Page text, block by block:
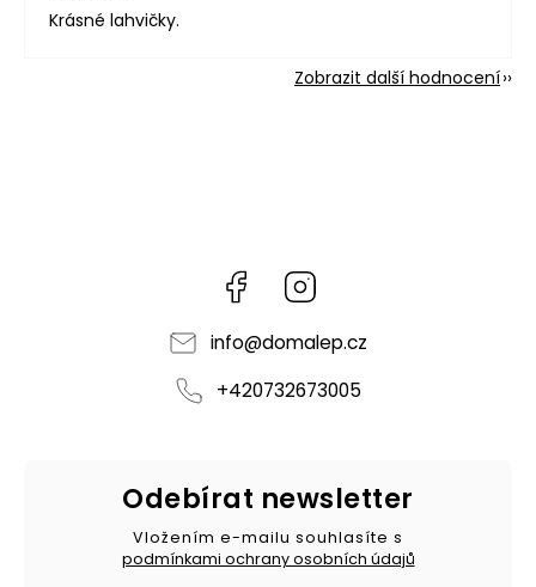
Krásné lahvičky.
Zobrazit další hodnocení
Facebook
info@domalep.cz
+420732673005
Odebírat newsletter
Vložením e-mailu souhlasíte s
podmínkami ochrany osobních údajů